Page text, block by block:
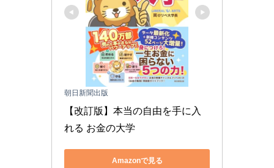
朝日新聞出版
【改訂版】本当の自由を手に入
れる お金の大学
Amazonで見る